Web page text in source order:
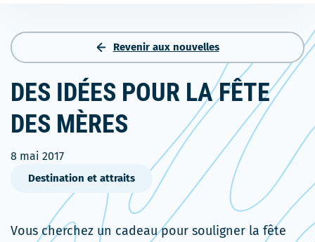
recherche
Revenir aux nouvelles
DES IDÉES POUR LA FÊTE
DES MÈRES
8 mai 2017
Destination et attraits
Vous cherchez un cadeau pour souligner la fête